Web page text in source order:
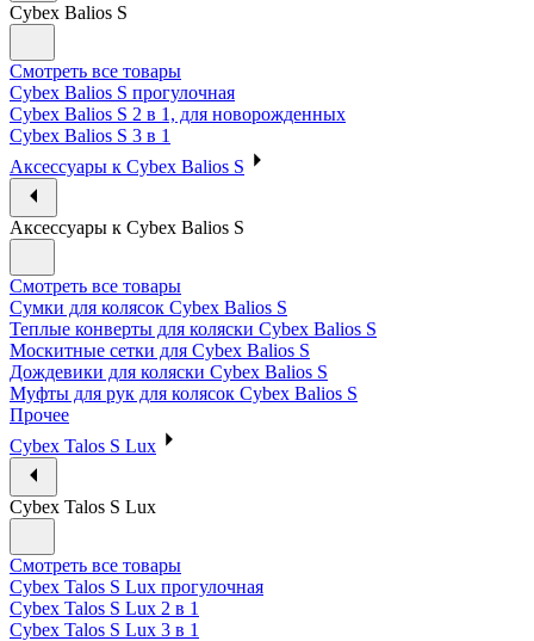
Cybex Balios S
Смотреть все товары
Cybex Balios S прогулочная
Cybex Balios S 2 в 1, для новорожденных
Cybex Balios S 3 в 1
Аксессуары к Cybex Balios S
Аксессуары к Cybex Balios S
Смотреть все товары
Сумки для колясок Cybex Balios S
Теплые конверты для коляски Cybex Balios S
Москитные сетки для Cybex Balios S
Дождевики для коляски Cybex Balios S
Муфты для рук для колясок Cybex Balios S
Прочее
Cybex Talos S Lux
Cybex Talos S Lux
Смотреть все товары
Cybex Talos S Lux прогулочная
Cybex Talos S Lux 2 в 1
Cybex Talos S Lux 3 в 1